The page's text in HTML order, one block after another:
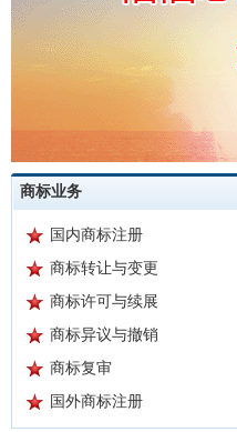
商标业务
国内商标注册
商标转让与变更
商标许可与续展
商标异议与撤销
商标复审
国外商标注册